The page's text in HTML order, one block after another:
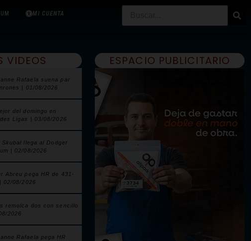
MI CUENTA
VIDEOS
Rafaela suena par
| 01/08/2026
del domingo en
Ligas | 03/08/2026
Skubal llega al Dodger
| 02/08/2026
Abreu pega HR de 431-
02/08/2026
remolca dos con sencillo
2026
Rafaela pega HR
ESPACIO PUBLICITARIO